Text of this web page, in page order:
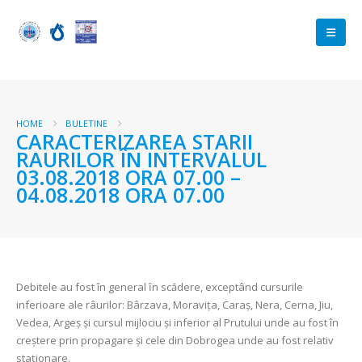
HOME BULETINE
CARACTERIZAREA STARII
RAURILOR ÎN INTERVALUL
03.08.2018 ORA 07.00 –
04.08.2018 ORA 07.00
Debitele au fost în general ȋn scădere, exceptând cursurile
inferioare ale râurilor: Bârzava, Moraviţa, Caraş, Nera, Cerna, Jiu,
Vedea, Argeş şi cursul mijlociu şi inferior al Prutului unde au fost în
creștere prin propagare şi cele din Dobrogea unde au fost relativ
staţionare.